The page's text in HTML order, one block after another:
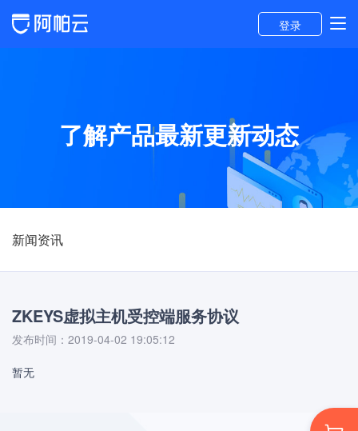
登录
了解产品最新更新动态
新闻资讯
ZKEYS虚拟主机受控端服务协议
发布时间：2019-04-02 19:05:12
暂无